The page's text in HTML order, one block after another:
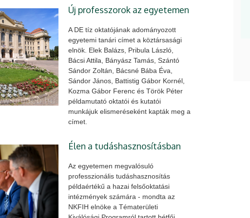
Új professzorok az egyetemen
A DE tíz oktatójának adományozott
egyetemi tanári címet a köztársasági
elnök. Elek Balázs, Pribula László,
Bácsi Attila, Bányász Tamás, Szántó
Sándor Zoltán, Bácsné Bába Éva,
Sándor János, Battistig Gábor Kornél,
Kozma Gábor Ferenc és Török Péter
példamutató oktatói és kutatói
munkájuk elismeréseként kapták meg a
címet.
Élen a tudáshasznosításban
Az egyetemen megvalósuló
professzionális tudáshasznosítás
példaértékű a hazai felsőoktatási
intézmények számára - mondta az
NKFIH elnöke a Tématerületi